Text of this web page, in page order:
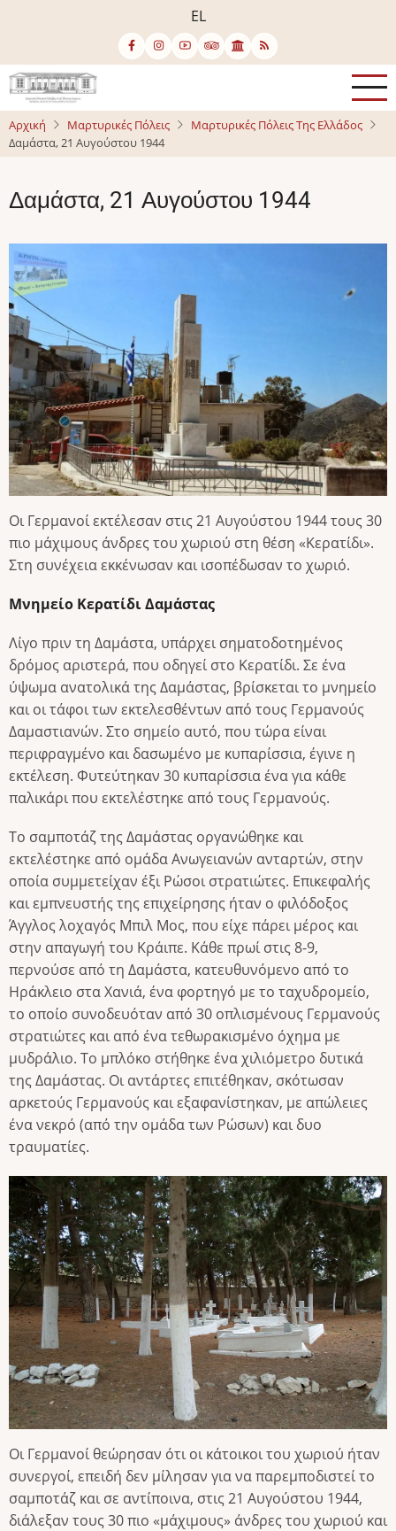
κυρίως
περιεχόμενο
EL
Αρχική Μαρτυρικές Πόλεις
Μαρτυρικές Πόλεις Της Ελλάδος
Δαμάστα, 21 Αυγούστου 1944
Δαμάστα, 21 Αυγούστου 1944
Image
Οι Γερμανοί εκτέλεσαν στις 21 Αυγούστου 1944 τους 30
πιο μάχιμους άνδρες του χωριού στη θέση «Κερατίδι».
Στη συνέχεια εκκένωσαν και ισοπέδωσαν το χωριό.
Μνημείο Κερατίδι Δαμάστας
Λίγο πριν τη Δαμάστα, υπάρχει σηματοδοτημένος
δρόμος αριστερά, που οδηγεί στο Κερατίδι. Σε ένα
ύψωμα ανατολικά της Δαμάστας, βρίσκεται το μνημείο
και οι τάφοι των εκτελεσθέντων από τους Γερμανούς
Δαμαστιανών. Στο σημείο αυτό, που τώρα είναι
περιφραγμένο και δασωμένο με κυπαρίσσια, έγινε η
εκτέλεση. Φυτεύτηκαν 30 κυπαρίσσια ένα για κάθε
παλικάρι που εκτελέστηκε από τους Γερμανούς.
Το σαμποτάζ της Δαμάστας οργανώθηκε και
εκτελέστηκε από ομάδα Ανωγειανών ανταρτών, στην
οποία συμμετείχαν έξι Ρώσοι στρατιώτες. Επικεφαλής
και εμπνευστής της επιχείρησης ήταν ο φιλόδοξος
Άγγλος λοχαγός Μπιλ Μος, που είχε πάρει μέρος και
στην απαγωγή του Κράιπε. Κάθε πρωί στις 8-9,
περνούσε από τη Δαμάστα, κατευθυνόμενο από το
Ηράκλειο στα Χανιά, ένα φορτηγό με το ταχυδρομείο,
το οποίο συνοδευόταν από 30 οπλισμένους Γερμανούς
στρατιώτες και από ένα τεθωρακισμένο όχημα με
μυδράλιο. Το μπλόκο στήθηκε ένα χιλιόμετρο δυτικά
της Δαμάστας. Οι αντάρτες επιτέθηκαν, σκότωσαν
αρκετούς Γερμανούς και εξαφανίστηκαν, με απώλειες
ένα νεκρό (από την ομάδα των Ρώσων) και δυο
τραυματίες.
Image
Οι Γερμανοί θεώρησαν ότι οι κάτοικοι του χωριού ήταν
συνεργοί, επειδή δεν μίλησαν για να παρεμποδιστεί το
σαμποτάζ και σε αντίποινα, στις 21 Αυγούστου 1944,
διάλεξαν τους 30 πιο «μάχιμους» άνδρες του χωριού και